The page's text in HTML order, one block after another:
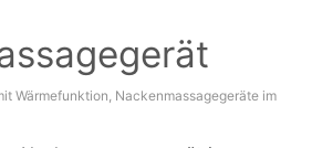
Wärmefunktion, Nackenmassagegeräte im